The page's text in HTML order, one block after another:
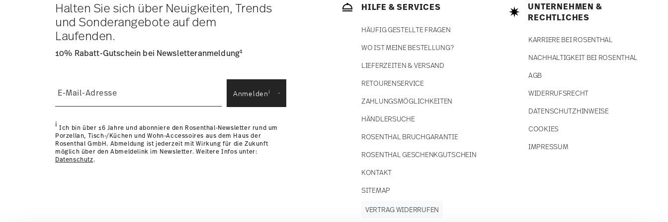
Lieferzeit innerhalb Deutschlands:
3-5 Werktage für vorrätige Artikel. Sie können die Lieferzeiten in
andere Länderhier einsehen.
Retouren:Für Retouren nutzen Sie bitte unserenRetourenservice
Halten Sie sich über Neuigkeiten, Trends
und Sonderangebote auf dem
Laufenden.
10% Rabatt-Gutschein bei Newsletteranmeldung1
Anmeldeni
i Ich bin über 16 Jahre und abonniere den Rosenthal-Newsletter rund um
Porzellan, Tisch-/Küchen und Wohn-Accessoires aus dem Haus der
Rosenthal GmbH. Abmeldung ist jederzeit mit Wirkung für die Zukunft
möglich über den Abmeldelink im Newsletter. Weitere Infos unter:
Datenschutz.
HILFE & SERVICES
HÄUFIG GESTELLTE FRAGEN
WO IST MEINE BESTELLUNG?
LIEFERZEITEN & VERSAND
RETOURENSERVICE
ZAHLUNGSMÖGLICHKEITEN
HÄNDLERSUCHE
ROSENTHAL BRUCHGARANTIE
ROSENTHAL GESCHENKGUTSCHEIN
KONTAKT
SITEMAP
UNTERNEHMEN &
RECHTLICHES
KARRIERE BEI ROSENTHAL
NACHHALTIGKEIT BEI ROSENTHAL
AGB
WIDERRUFSRECHT
DATENSCHUTZHINWEISE
COOKIES
IMPRESSUM
VERTRAG WIDERRUFEN